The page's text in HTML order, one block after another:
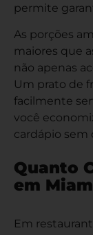
permite
As porções
maiores que
não apenas
Um prato de
facilmente
você
cardápio sem
Quanto
em
Em